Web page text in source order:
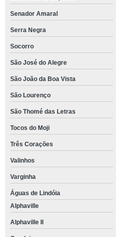
Senador Amaral
Serra Negra
Socorro
São José do Alegre
São João da Boa Vista
São Lourenço
São Thomé das Letras
Tocos do Moji
Três Corações
Valinhos
Varginha
Águas de Lindóia
Alphaville
Alphaville II